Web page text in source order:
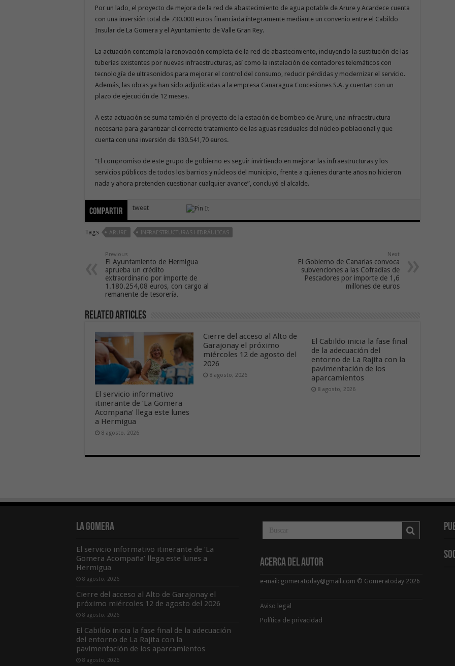
Por un lado, el proyecto de mejora de la red de abastecimiento de agua potable de Arure y Acardece cuenta
con una inversión total de 730.000 euros financiada íntegramente mediante un convenio entre el Cabildo
Insular de La Gomera y el Ayuntamiento de Valle Gran Rey.
La actuación contempla la renovación completa de la red de abastecimiento, incluyendo la sustitución de las
tuberías existentes por nuevas infraestructuras, así como la instalación de contadores telemáticos con
tecnología de ultrasonidos para mejorar el control del consumo, reducir pérdidas y modernizar el servicio.
Además, las obras ya han sido adjudicadas a la empresa Canaragua Concesiones S.A. y cuentan con un
plazo de ejecución de 12 meses.
A esta actuación se suma también el proyecto de la estación de bombeo de Arure, una infraestructura
necesaria para garantizar el correcto tratamiento de las aguas residuales del núcleo poblacional y que
cuenta con una inversión de 130.541,70 euros.
“El compromiso de este grupo de gobierno es seguir invirtiendo en mejorar las infraestructuras y los
servicios públicos de todos los barrios y núcleos del municipio, frente a quienes durante años no hicieron
nada y ahora pretenden cuestionar cualquier avance”, concluyó el alcalde.
Compartir tweet
Tags ARURE INFRAESTRUCTURAS HIDRÁULICAS
Previous
El Ayuntamiento de Hermigua
aprueba un crédito
extraordinario por importe de
1.180.254,08 euros, con cargo al
remanente de tesorería.
Next
El Gobierno de Canarias convoca
subvenciones a las Cofradías de
Pescadores por importe de 1,6
millones de euros
Related Articles
El servicio informativo
itinerante de ‘La Gomera
Acompaña’ llega este lunes
a Hermigua
8 agosto, 2026
Cierre del acceso al Alto de
Garajonay el próximo
miércoles 12 de agosto del
2026
8 agosto, 2026
El Cabildo inicia la fase final
de la adecuación del
entorno de La Rajita con la
pavimentación de los
aparcamientos
8 agosto, 2026
La Gomera
El servicio informativo itinerante de ‘La
Gomera Acompaña’ llega este lunes a
Hermigua
8 agosto, 2026
Cierre del acceso al Alto de Garajonay el
próximo miércoles 12 de agosto del 2026
8 agosto, 2026
El Cabildo inicia la fase final de la adecuación
del entorno de La Rajita con la
pavimentación de los aparcamientos
8 agosto, 2026
Acerca del Autor
e-mail: gomeratoday@gmail.com © Gomeratoday 2026
Aviso legal
Política de privacidad